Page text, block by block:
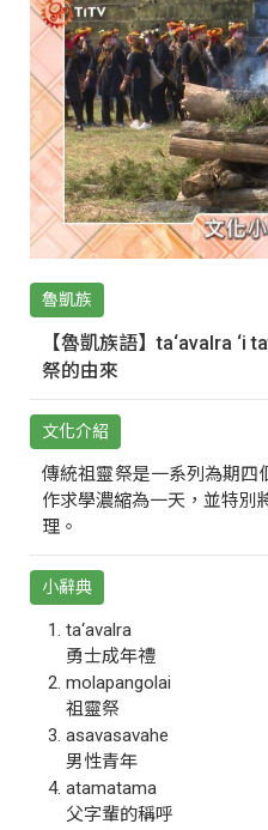
魯凱族
【魯凱族語】ta‘avalra ‘i
祭的由來
文化介紹
傳統祖靈祭是一系列為期四
作求學濃縮為一天，並特別
理。
小辭典
ta‘avalra
勇士成年禮
molapangolai
祖靈祭
asavasavahe
男性青年
atamatama
父字輩的稱呼